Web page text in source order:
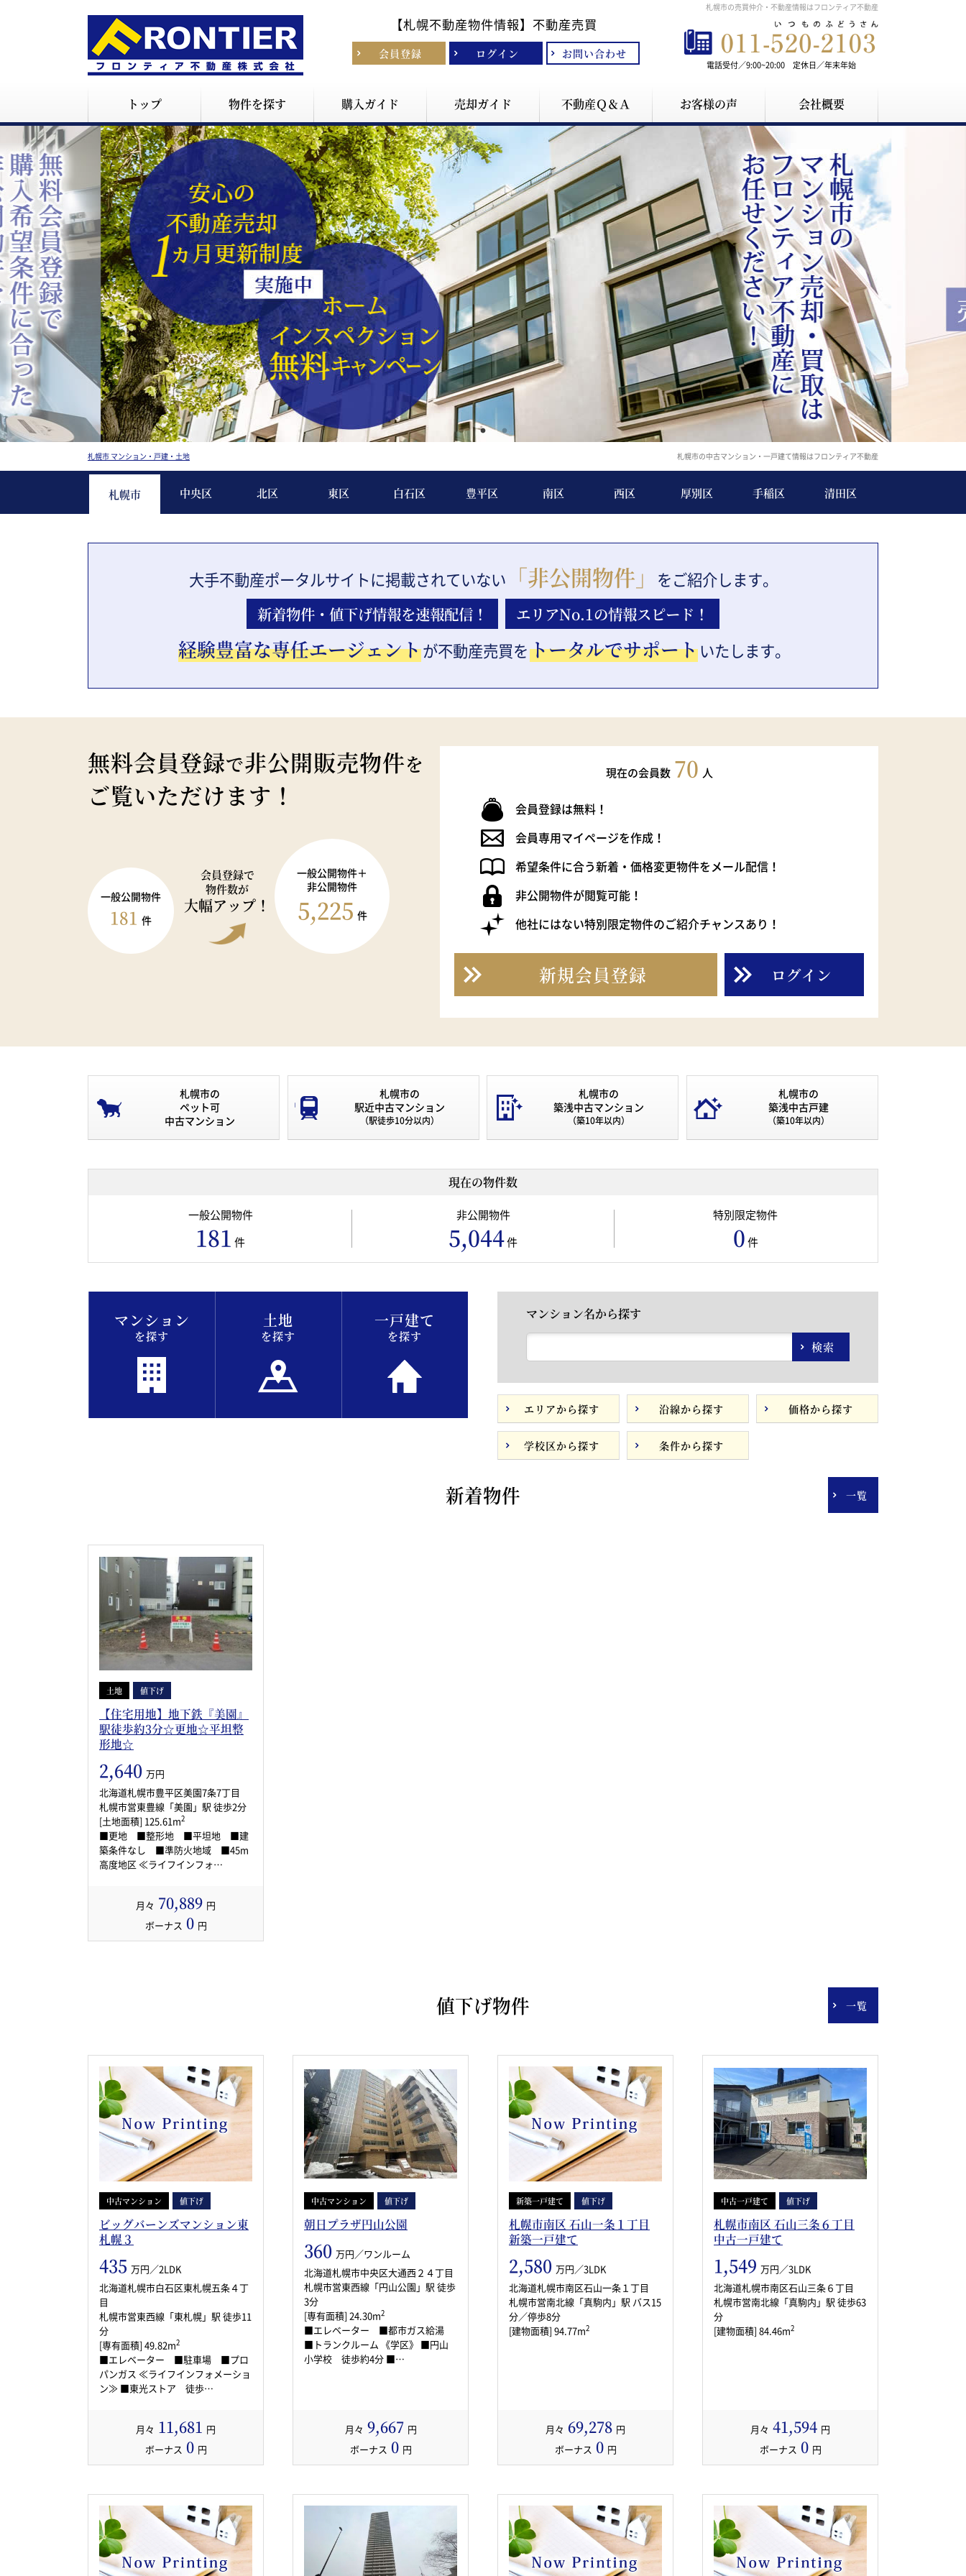
札幌市の売買仲介・不動産情報はフロンティア不動産
【札幌不動産物件情報】 不動産売買
会員登録 ログイン お問い合わせ
電話受付／9:00~20:00 定休日／年末年始
トップ 物件を探す 購入ガイド 売却ガイド 不動産Ｑ＆Ａ お客様の声 会社概要
札幌市 マンション・戸建・土地 札幌市の中古マンション・一戸建て情報はフロンティア不動産
札幌市 中央区 北区 東区 白石区 豊平区 南区 西区 厚別区 手稲区 清田区
大手不動産ポータルサイトに掲載されていない 「非公開物件」 をご紹介します。
新着物件・値下げ情報を速報配信！ エリアNo.1の情報スピード！
経験豊富な専任エージェントが不動産売買をトータルでサポートいたします。
無料会員登録で非公開販売物件を
ご覧いただけます！
会員登録で
物件数が
大幅アップ！
一般公開物件
181 件
一般公開物件＋
非公開物件
5,225 件
現在の会員数 70 人
会員登録は無料！
会員専用マイページを作成！
希望条件に合う新着・価格変更物件をメール配信！
非公開物件が閲覧可能！
他社にはない特別限定物件のご紹介チャンスあり！
新規会員登録 ログイン
札幌市の
ペット可
中古マンション
札幌市の
駅近中古マンション
（駅徒歩10分以内）
札幌市の
築浅中古マンション
（築10年以内）
札幌市の
築浅中古戸建
（築10年以内）
現在の物件数
一般公開物件
181 件
非公開物件
5,044件
特別限定物件
0件
マンション
を探す
土地
を探す
一戸建て
を探す
マンション名から探す
検索
エリアから探す 沿線から探す 価格から探す
学校区から探す 条件から探す
新着物件 一覧
土地 値下げ
【住宅用地】地下鉄『美園』
駅徒歩約3分☆更地☆平坦整
形地☆
2,640 万円
北海道札幌市豊平区美園7条7丁目
札幌市営東豊線「美園」駅 徒歩2分
[土地面積] 125.61m2
■更地 ■整形地 ■平坦地 ■建
築条件なし ■準防火地域 ■45m
高度地区 ≪ライフインフォ…
月々 70,889 円
ボーナス 0 円
値下げ物件 一覧
中古マンション 値下げ
ビッグバーンズマンション東
札幌３
435 万円／2LDK
北海道札幌市白石区東札幌五条４丁
目
札幌市営東西線「東札幌」駅 徒歩11
分
[専有面積] 49.82m2
■エレベーター ■駐車場 ■プロ
パンガス ≪ライフインフォメーショ
ン≫ ■東光ストア 徒歩…
月々 11,681 円
ボーナス 0 円
中古マンション 値下げ
朝日プラザ円山公園
360 万円／ワンルーム
北海道札幌市中央区大通西２４丁目
札幌市営東西線「円山公園」駅 徒歩
3分
[専有面積] 24.30m2
■エレベーター ■都市ガス給湯
■トランクルーム 《学区》 ■円山
小学校 徒歩約4分 ■…
月々 9,667 円
ボーナス 0 円
新築一戸建て 値下げ
札幌市南区 石山一条１丁目
新築一戸建て
2,580 万円／3LDK
北海道札幌市南区石山一条１丁目
札幌市営南北線「真駒内」駅 バス15
分／停歩8分
[建物面積] 94.77m2
月々 69,278 円
ボーナス 0 円
中古一戸建て 値下げ
札幌市南区 石山三条６丁目
中古一戸建て
1,549 万円／3LDK
北海道札幌市南区石山三条６丁目
札幌市営南北線「真駒内」駅 徒歩63
分
[建物面積] 84.46m2
月々 41,594 円
ボーナス 0 円